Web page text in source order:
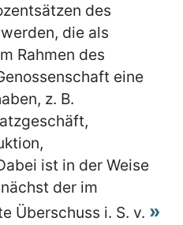
des
die als
Rahmen des
eine
z. B.
ist in der Weise
der im
Überschuss i. S. v.